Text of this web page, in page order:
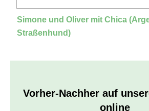
Simone und Oliver mit Chica
Straßenhund)
Vorher-Nachher auf
online